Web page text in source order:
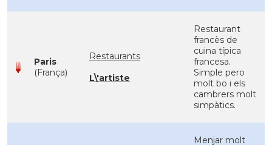
Paris
(França)
Restaurants
L\'artiste
Restaurant
francès de
cuina típica
francesa.
Simple pero
molt bo i els
cambrers molt
simpàtics.
Menjar molt